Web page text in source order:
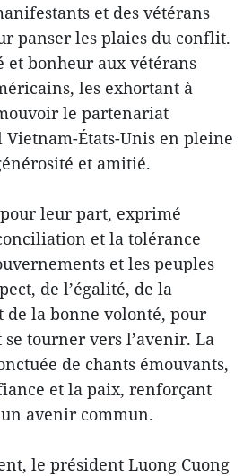
et des vétérans
panser les plaies du conflit.
et bonheur aux vétérans
les exhortant à
le partenariat
Vietnam-États-Unis en pleine
et amitié.
leur part, exprimé
et la tolérance
et les peuples
de l’égalité, de la
de la bonne volonté, pour
tourner vers l’avenir. La
de chants émouvants,
et la paix, renforçant
avenir commun.
le président Luong Cuong